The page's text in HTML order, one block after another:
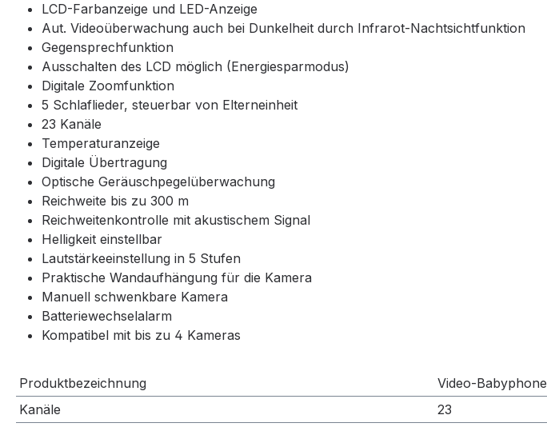
LCD-Farbanzeige und LED-Anzeige
Aut. Videoüberwachung auch bei Dunkelheit durch Infrarot-Nachtsichtfunktion
Gegensprechfunktion
Ausschalten des LCD möglich (Energiesparmodus)
Digitale Zoomfunktion
5 Schlaflieder, steuerbar von Elterneinheit
23 Kanäle
Temperaturanzeige
Digitale Übertragung
Optische Geräuschpegelüberwachung
Reichweite bis zu 300 m
Reichweitenkontrolle mit akustischem Signal
Helligkeit einstellbar
Lautstärkeeinstellung in 5 Stufen
Praktische Wandaufhängung für die Kamera
Manuell schwenkbare Kamera
Batteriewechselalarm
Kompatibel mit bis zu 4 Kameras
Produktbezeichnung
Video-Babyphone
Kanäle
23